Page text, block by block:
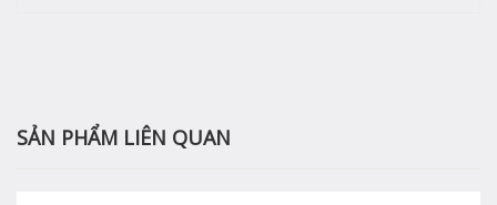
SẢN PHẨM LIÊN QUAN